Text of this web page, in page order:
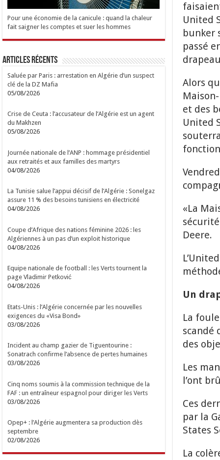
United
bunker
passé
Alors
et des
United
«La
Deere.
Un
La
scandé
des
Les
l’ont
Ces
par la
States
La
Pour une économie de la canicule : quand la chaleur
fait saigner les comptes et suer les hommes
Articles Récents
Saluée par Paris : arrestation en Algérie d’un suspect
clé de la DZ Mafia
05/08/2026
Crise de Ceuta : l’accusateur de l’Algérie est un agent
du Makhzen
05/08/2026
Journée nationale de l’ANP : hommage présidentiel
aux retraités et aux familles des martyrs
04/08/2026
La Tunisie salue l’appui décisif de l’Algérie : Sonelgaz
assure 11 % des besoins tunisiens en électricité
04/08/2026
Coupe d’Afrique des nations féminine 2026 : les
Algériennes à un pas d’un exploit historique
04/08/2026
Equipe nationale de football : les Verts tournent la
page Vladimir Petković
04/08/2026
Etats-Unis : l’Algérie concernée par les nouvelles
exigences du «Visa Bond»
03/08/2026
Incident au champ gazier de Tiguentourine :
Sonatrach confirme l’absence de pertes humaines
03/08/2026
Cinq noms soumis à la commission technique de la
FAF : un entraîneur espagnol pour diriger les Verts
03/08/2026
Opep+ : l’Algérie augmentera sa production dès
septembre
02/08/2026